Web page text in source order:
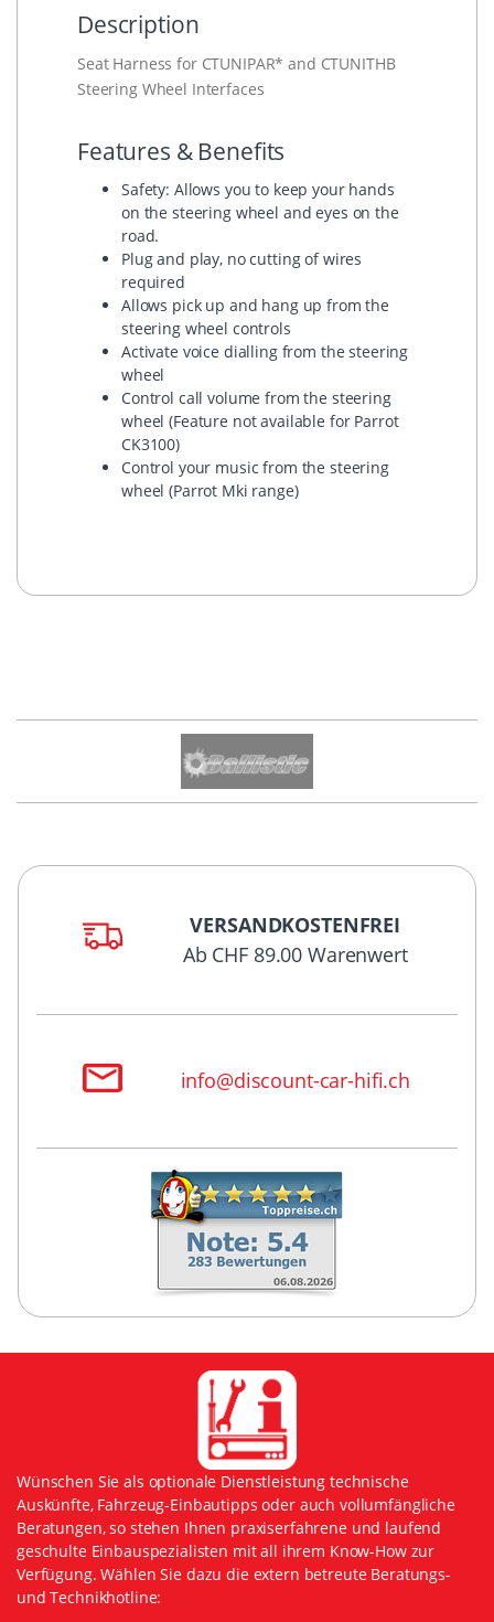
Description
Seat Harness for CTUNIPAR* and CTUNITHB
Steering Wheel Interfaces
Features & Benefits
Safety: Allows you to keep your hands
on the steering wheel and eyes on the
road.
Plug and play, no cutting of wires
required
Allows pick up and hang up from the
steering wheel controls
Activate voice dialling from the steering
wheel
Control call volume from the steering
wheel (Feature not available for Parrot
CK3100)
Control your music from the steering
wheel (Parrot Mki range)
VERSANDKOSTENFREI
Ab CHF 89.00 Warenwert
info@discount-car-hifi.ch
Wünschen Sie als optionale Dienstleistung technische
Auskünfte, Fahrzeug-Einbautipps oder auch vollumfängliche
Beratungen, so stehen Ihnen praxiserfahrene und laufend
geschulte Einbauspezialisten mit all ihrem Know-How zur
Verfügung. Wählen Sie dazu die extern betreute Beratungs-
und Technikhotline: